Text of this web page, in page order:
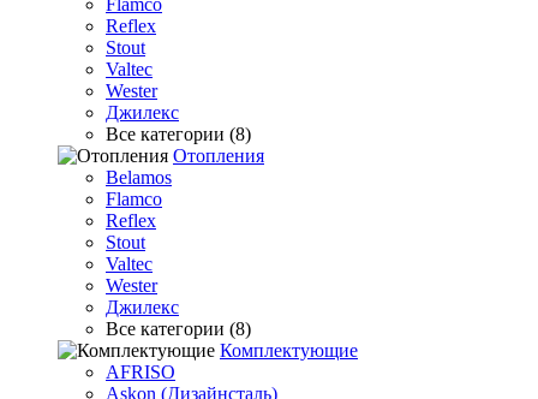
Flamco
Reflex
Stout
Valtec
Wester
Джилекс
Все категории (8)
Отопления
Belamos
Flamco
Reflex
Stout
Valtec
Wester
Джилекс
Все категории (8)
Комплектующие
AFRISO
Askon (Дизайнсталь)